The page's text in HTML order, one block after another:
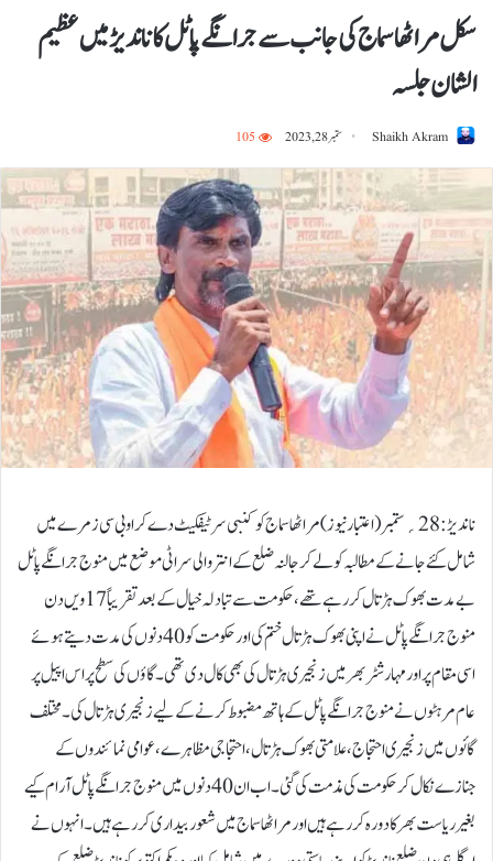
سکل مراٹھا سماج کی جانب سے جرانگے پاٹل کا ناندیڑ میں عظیم
الشان جلسہ
Shaikh Akram ستمبر 28, 2023 105
ناندیڑ:28؍ستمبر ( اعتبار نیوز) مراٹھا سماج کو کنبی سرٹیفکیٹ دے کر او بی سی زمرے میں
شامل کئے جانے کے مطالبہ کو لے کر جالنہ ضلع کے انتروالی سراٹی موضع میں منوج جرانگے پاٹل
بے مدت بھوک ہڑتال کررہے تھے، حکومت سے تبادلہ خیال کے بعد تقریباً 17 ویں دن
منوج جرانگے پاٹل نے اپنی بھوک ہڑتال ختم کی اور حکومت کو 40 دنوں کی مدت دیتے ہوئے
اسی مقام پر اور مہارشٹر بھر میں زنجیری ہڑتال کی بھی کال دی تھی۔ گاؤں کی سطح پر اس اپیل پر
عام مرہٹوں نے منوج جرانگے پاٹل کے ہاتھ مضبوط کرنے کے لیے زنجیر ی ہڑتال کی۔ مختلف
گائوں میں زنجیری احتجاج، علامتی بھوک ہڑتال، احتجاجی مظاہرے، عوامی نمائندوں کے
جنازے نکال کر حکومت کی مذمت کی گئی ۔ اب ان 40 دنوں میں منوج جرانگے پاٹل آرام کیے
بغیر ریاست بھر کا دورہ کر رہے ہیں اور مراٹھا سماج میں شعور بیداری کررہے ہیں۔انہوں نے